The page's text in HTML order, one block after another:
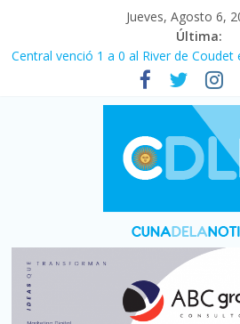
Jueves, Agosto 6,
Última:
Central venció 1 a 0 al River de
La morosidad alcanzó su nivel más
afecta a 400 mil deudores en Santa Fe
Desde que asumió Milei cerraron
denuncia crisis como en 2001
Vacaciones de invierno con más
turístico: 4,6 millones de personas
Fuerte caída de la venta de autos